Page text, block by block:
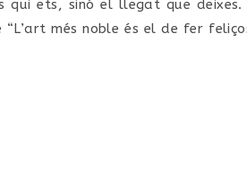
qui ets, sinó el llegat que deixes.
més noble és el de fer